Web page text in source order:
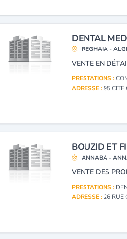
DENTAL
REGHAIA -
VENTE EN
PRESTATIONS :
ADRESSE :95 CITE
BOUZID ET
ANNABA -
VENTE DES
PRESTATIONS :
ADRESSE : 26 RUE